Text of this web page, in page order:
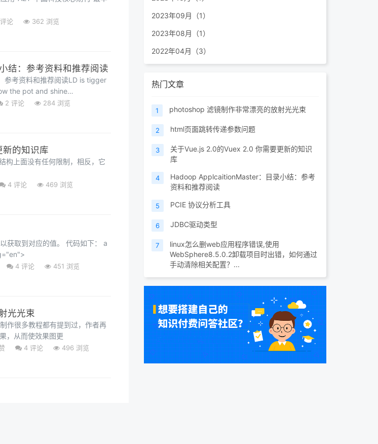
评论 362 浏览
结：参考资料和推荐阅读
参考资料和推荐阅读LD is tigger
the pot and shine
treacherous but not deceitful,
2 评论 284 浏览
的知识库
构上面没有任何限制，相反，它
4 评论 469 浏览
4 评论 451 浏览
光光束
作很多教程都有提到过，作者再
，从而使效果图更
4 评论 496 浏览
2023年09月（1）
2023年08月（1）
2022年04月（3）
热门文章
1 photoshop 滤镜制作非常漂亮的放射光光束
2 html页面跳转传递参数问题
3
关于Vue.js 2.0的Vuex 2.0 你需要更新的知识
库
4
Hadoop ApplcaitionMaster：目录小结：参考
资料和推荐阅读
5 PCIE 协议分析工具
6 JDBC驱动类型
7
linux怎么删web应用程序错误,使用
WebSphere8.5.0.2卸载项目时出错，如何通过
手动清除相关配置？...